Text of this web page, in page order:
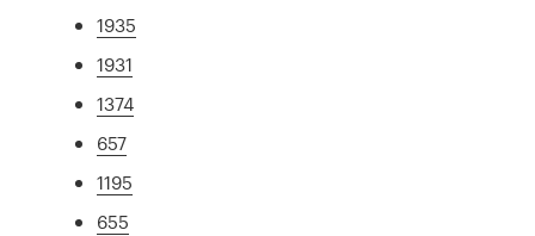
1935
1931
1374
657
1195
655